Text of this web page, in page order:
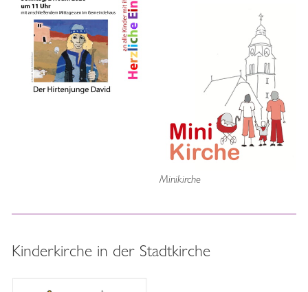
Minikirche
Kinderkirche in der Stadtkirche